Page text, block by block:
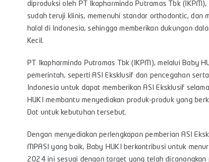
diproduksi oleh PT Ikapharmindo Putramas Tbk
sudah teruji klinis, memenuhi standar orthodontic, dan
halal di Indonesia, sehingga memberikan dukungan
Kecil.
PT Ikapharmindo Putramas Tbk (IKPM), melalui Baby
pemerintah, seperti ASI Eksklusif dan pencegahan
Indonesia untuk dapat memberikan ASI Eksklusif
HUKI membantu menyediakan produk-produk yang
Dot untuk kebutuhan tersebut.
Dengan menyediakan perlengkapan pemberian ASI
MPASI yang baik, Baby HUKI berkontribusi untuk
2024 ini sesuai dengan target yang telah dicanangkan